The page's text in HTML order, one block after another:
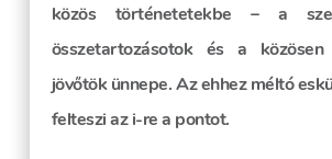
közös történetetekbe – a
összetartozásotok és a közösen
jövőtök ünnepe. Az ehhez méltó
felteszi az i-re a pontot.